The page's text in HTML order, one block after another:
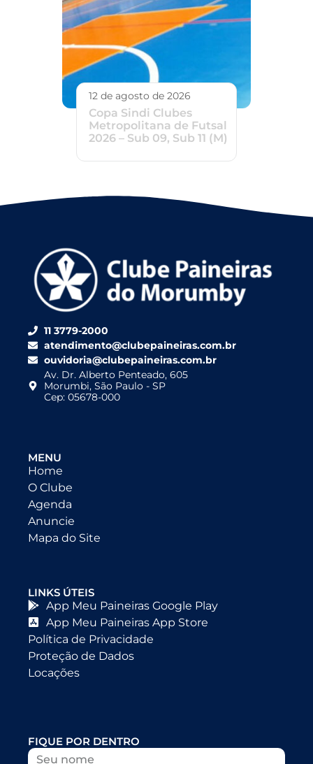
12 de agosto de 2026
Copa Sindi Clubes
Metropolitana de Futsal
2026 – Sub 09, Sub 11 (M)
11 3779-2000
atendimento@clubepaineiras.com.br
ouvidoria@clubepaineiras.com.br
Av. Dr. Alberto Penteado, 605
Morumbi, São Paulo - SP
Cep: 05678-000
MENU
Home
O Clube
Agenda
Anuncie
Mapa do Site
LINKS ÚTEIS
App Meu Paineiras Google Play
App Meu Paineiras App Store
Política de Privacidade
Proteção de Dados
Locações
FIQUE POR DENTRO